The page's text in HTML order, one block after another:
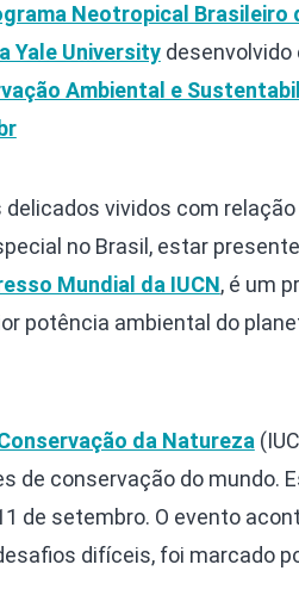
Neotropical Brasileiro
Yale Universitydesenvolvido
Ambiental e
vividos com
no Brasil, estar
Mundial da IUCN, é um
potência ambiental do
da Natureza
de conservação do mundo.
de setembro. O evento
difíceis, foi marcado